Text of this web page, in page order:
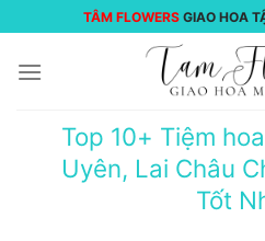
đến
nội
TÂM FLOWERS GIAO HOA
Top 10+ Tiệm
Uyên, Lai Châu
Tốt